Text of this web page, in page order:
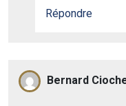
Répondre
Bernard